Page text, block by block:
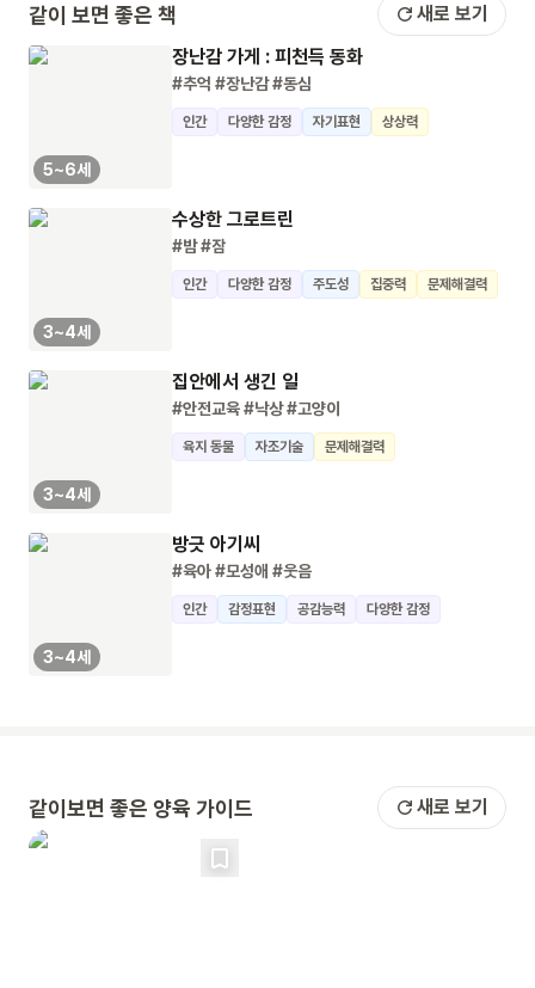
같이 보면 좋은 책 새로 보기
5~6세
장난감 가게 : 피천득 동화
#추억 #장난감#동심
인간 다양한 감정 자기표현 상상력
3~4세
수상한 그로트린
#밤#잠
인간 다양한 감정 주도성 집중력 문제해결력
3~4세
집안에서 생긴 일
#안전교육#낙상#고양이
육지 동물 자조기술 문제해결력
3~4세
방긋 아기씨
#육아#모성애 #웃음
인간 감정표현 공감능력 다양한 감정
같이보면 좋은 양육 가이드 새로 보기